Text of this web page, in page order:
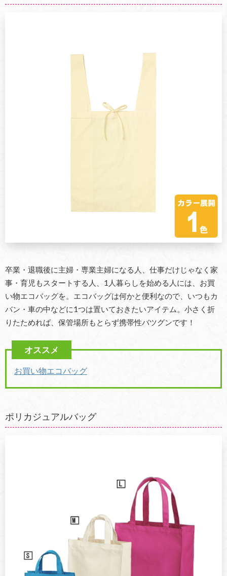
卒業・退職後に主婦・専業主婦になる人、仕事だけじゃなく家
事・育児もスタートする人、1人暮らしを始める人には、お買
い物エコバッグを。エコバッグは何かと便利なので、いつもカ
バン・車の中などに1つは置いておきたいアイテム。小さく折
りたためれば、保管場所もとらず携帯性バツグンです！
お買い物エコバッグ
ポリカジュアルバッグ